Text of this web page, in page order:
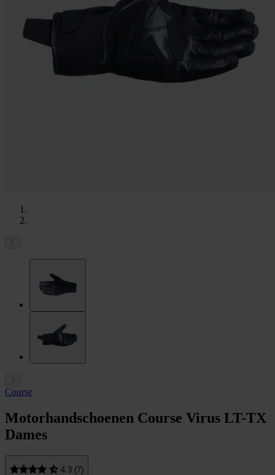
Course
Motorhandschoenen Course Virus LT-TX
Dames
4.3 (7)